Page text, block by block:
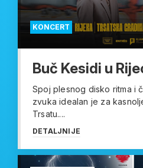
KONCERT
Buč Kesidi u
Spoj plesnog disko ritma i
zvuka idealan je za
Trsatu....
DETALJNIJE